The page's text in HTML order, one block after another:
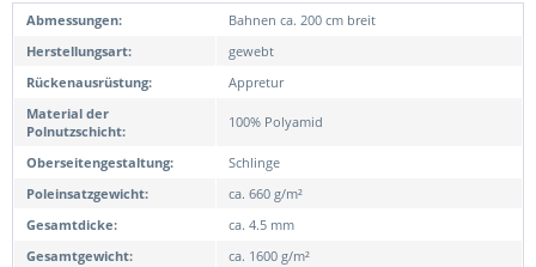
Abmessungen:
Bahnen ca. 200 cm breit
Herstellungsart:
gewebt
Rückenausrüstung:
Appretur
Material der
Polnutzschicht:
100% Polyamid
Oberseitengestaltung:
Schlinge
Poleinsatzgewicht:
ca. 660 g/m²
Gesamtdicke:
ca. 4.5 mm
Gesamtgewicht:
ca. 1600 g/m²